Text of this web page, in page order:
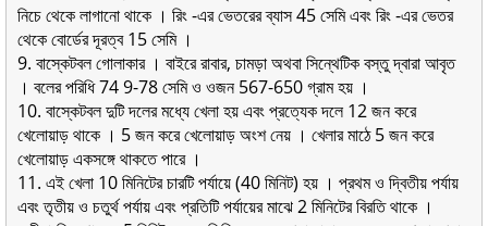
নিচে থেকে লাগানাে থাকে । রিং -এর ভেতরের ব্যাস 45 সেমি এবং রিং -এর ভেতর
থেকে বাের্ডের দূরত্ব 15 সেমি ।
9. বাস্কেটবল গােলাকার । বাইরে রাবার, চামড়া অথবা সিন্থেটিক বস্তু দ্বারা আবৃত
। বলের পরিধি 74 9-78 সেমি ও ওজন 567-650 গ্রাম হয় ।
10. বাস্কেটবল দুটি দলের মধ্যে খেলা হয় এবং প্রত্যেক দলে 12 জন করে
খেলােয়াড় থাকে । 5 জন করে খেলােয়াড় অংশ নেয় । খেলার মাঠে 5 জন করে
খেলােয়াড় একসঙ্গে থাকতে পারে ।
11. এই খেলা 10 মিনিটের চারটি পর্যায়ে (40 মিনিট) হয় । প্রথম ও দ্বিতীয় পর্যায়
এবং তৃতীয় ও চতুর্থ পর্যায় এবং প্রতিটি পর্যায়ের মাঝে 2 মিনিটের বিরতি থাকে ।